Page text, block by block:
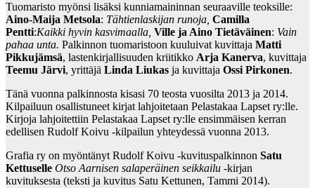
Tuomaristo myönsi lisäksi kunniamaininnan seuraaville teoksille:
Aino-Maija Metsola: Tähtienlaskijan runoja, Camilla
Pentti:Kaikki hyvin kasvimaalla, Ville ja Aino Tietäväinen: Vain
pahaa unta. Palkinnon tuomaristoon kuuluivat kuvittaja Matti
Pikkujämsä, lastenkirjallisuuden kriitikko Arja Kanerva, kuvittaja
Teemu Järvi, yrittäjä Linda Liukas ja kuvittaja Ossi Pirkonen.
Tänä vuonna palkinnosta kisasi 70 teosta vuosilta 2013 ja 2014.
Kilpailuun osallistuneet kirjat lahjoitetaan Pelastakaa Lapset ry:lle.
Kirjoja lahjoitettiin Pelastakaa Lapset ry:lle ensimmäisen kerran
edellisen Rudolf Koivu -kilpailun yhteydessä vuonna 2013.
Grafia ry on myöntänyt Rudolf Koivu -kuvituspalkinnon Satu
Kettuselle Otso Aarnisen salaperäinen seikkailu -kirjan
kuvituksesta (teksti ja kuvitus Satu Kettunen, Tammi 2014).